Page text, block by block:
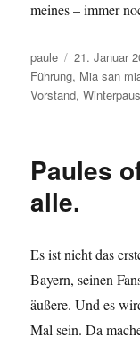
meines – immer
Autor
paule
Veröffentlicht
am
21. Januar
Führung, Mia san
Vorstand,
Paules
alle.
Es ist nicht das
Bayern, seinen
äußere. Und es
Mal sein. Da